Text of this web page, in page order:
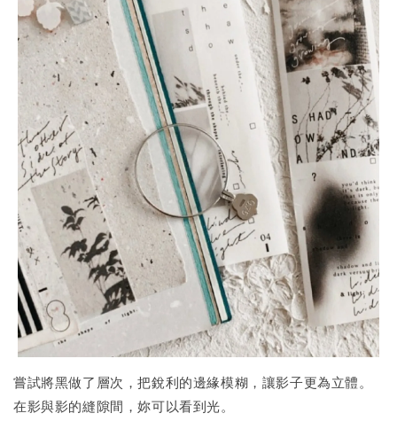
嘗試將黑做了層次，把銳利的邊緣模糊，讓影子更為立體。
在影與影的縫隙間，妳可以看到光。